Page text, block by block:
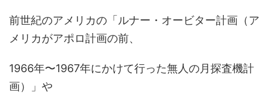
前世紀のアメリカの「ルナー・オービター計画（ア
メリカがアポロ計画の前、
1966年〜1967年にかけて行った無人の月探査機計
画）」や